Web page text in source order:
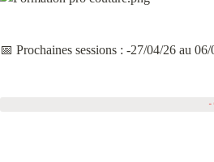
📅 Prochaines sessions : -27/04/26 au